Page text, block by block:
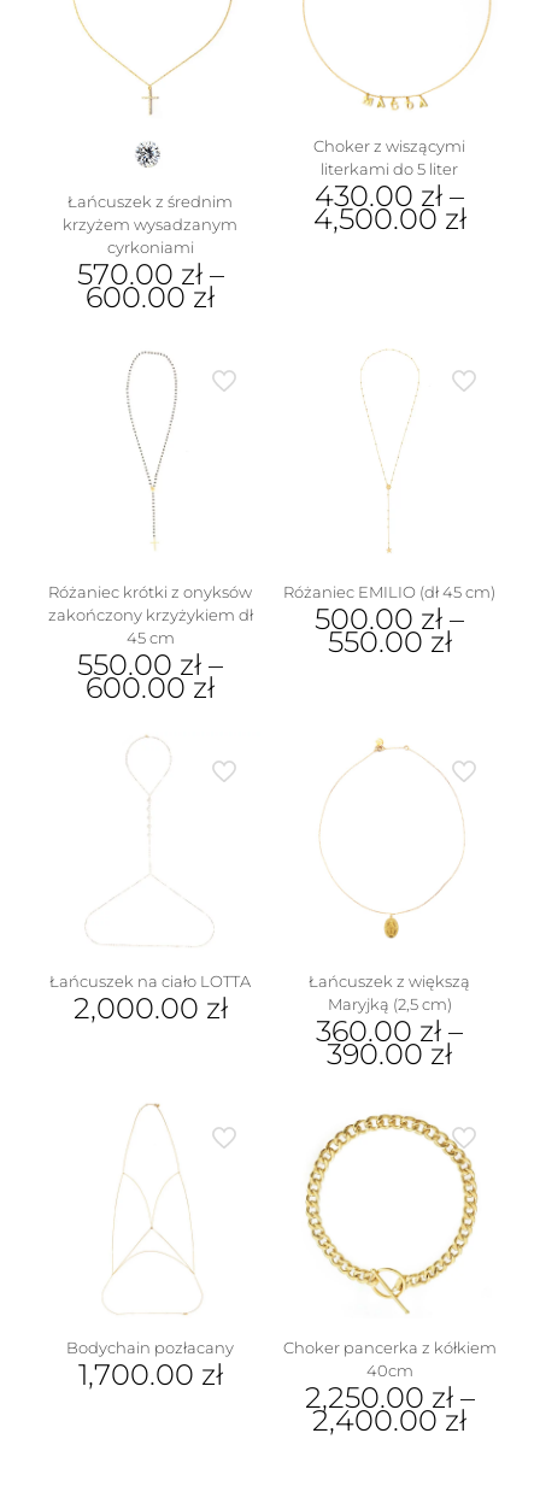
stronie
produktu
Łańcuszek z średnim
krzyżem wysadzanym
cyrkoniami
570.00 zł–
600.00 zł
produkt
ma
wiele
wariantów.
Opcje
można
wybrać
na
stronie
produktu
Choker z wiszącymi
literkami do 5 liter
430.00 zł –
4,500.00 zł
Opcje
można
wybrać
na
stronie
produktu
Różaniec krótki z onyksów
zakończony krzyżykiem dł
45 cm
550.00 zł –
600.00zł
produkt
ma
wiele
Opcje
wybrać
produktu
Różaniec EMILIO (dł 45 cm)
500.00 zł –
550.00zł
wariantów.
produktu
Łańcuszek na ciało LOTTA
2,000.00 zł
Łańcuszek z większą
Maryjką (2,5 cm)
360.00 zł –
390.00 zł
ma
wariantów.
na
stronie
produktu
Bodychain pozłacany
1,700.00 zł
Choker pancerka z kółkiem
40cm
2,250.00 zł–
2,400.00 zł